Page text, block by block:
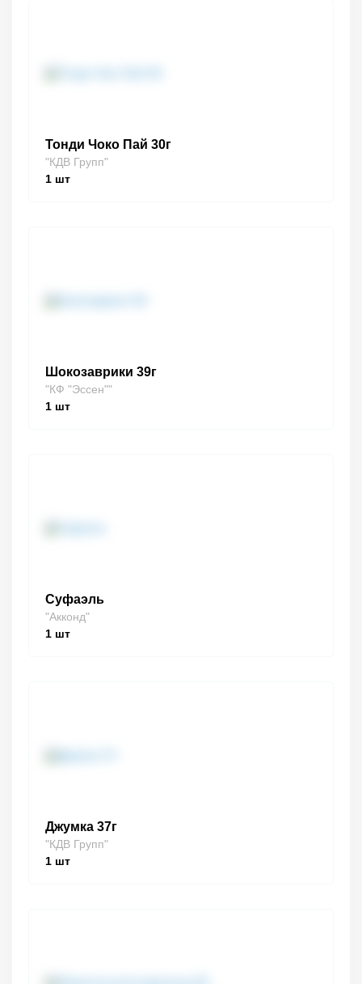
Тонди Чоко Пай 30г
"КДВ Групп"
1 шт
Шокозаврики 39г
"КФ "Эссен""
1 шт
Суфаэль
"Акконд"
1 шт
Джумка 37г
"КДВ Групп"
1 шт